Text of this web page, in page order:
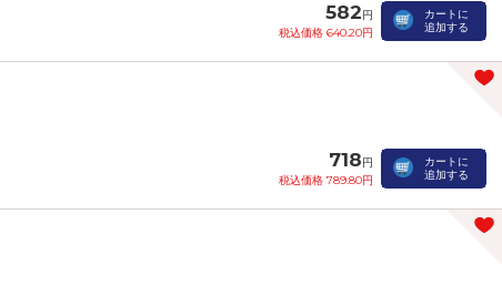
582円
税込価格 640.20円
カートに
追加する
718円
税込価格 789.80円
カートに
追加する